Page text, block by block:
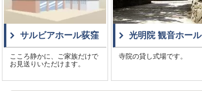
サルビアホール荻窪
こころ静かに、ご家族だけで
お見送りいただけます。
光明院 観音ホール
寺院の貸し式場です。